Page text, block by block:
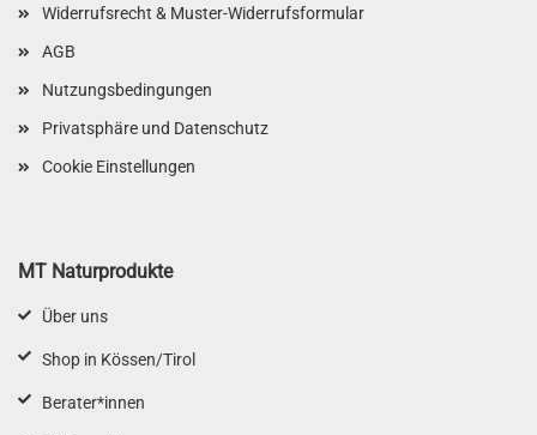
Widerrufsrecht & Muster-Widerrufsformular
AGB
Nutzungsbedingungen
Privatsphäre und Datenschutz
Cookie Einstellungen
MT Naturprodukte
Über uns
Shop in Kössen/Tirol
Berater*innen